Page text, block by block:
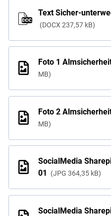
Text Sicher-
DOCX 237,57 kB
Foto 1
MB
Foto 2
MB
SocialMedia
01
JPG 364,35 kB
SocialMedia